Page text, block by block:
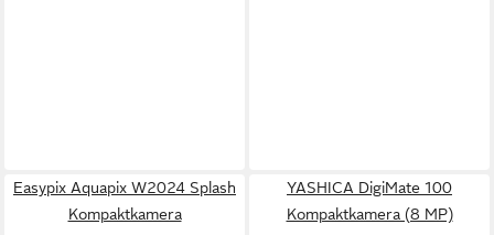
Easypix Aquapix W2024 Splash
Kompaktkamera
YASHICA DigiMate 100
Kompaktkamera (8 MP)